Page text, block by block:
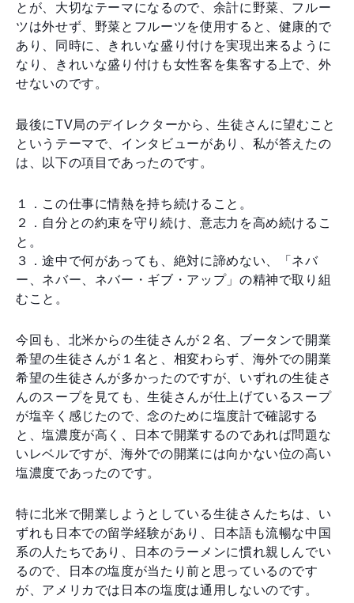
とが、大切なテーマになるので、余計に野菜、フルー
ツは外せず、野菜とフルーツを使用すると、健康的で
あり、同時に、きれいな盛り付けを実現出来るように
なり、きれいな盛り付けも女性客を集客する上で、外
せないのです。
最後にTV局のデイレクターから、生徒さんに望むこと
というテーマで、インタビューがあり、私が答えたの
は、以下の項目であったのです。
１．この仕事に情熱を持ち続けること。
２．自分との約束を守り続け、意志力を高め続けるこ
と。
３．途中で何があっても、絶対に諦めない、「ネバ
ー、ネバー、ネバー・ギブ・アップ」の精神で取り組
むこと。
今回も、北米からの生徒さんが２名、ブータンで開業
希望の生徒さんが１名と、相変わらず、海外での開業
希望の生徒さんが多かったのですが、いずれの生徒さ
んのスープを見ても、生徒さんが仕上げているスープ
が塩辛く感じたので、念のために塩度計で確認する
と、塩濃度が高く、日本で開業するのであれば問題な
いレベルですが、海外での開業には向かない位の高い
塩濃度であったのです。
特に北米で開業しようとしている生徒さんたちは、い
ずれも日本での留学経験があり、日本語も流暢な中国
系の人たちであり、日本のラーメンに慣れ親しんでい
るので、日本の塩度が当たり前と思っているのです
が、アメリカでは日本の塩度は通用しないのです。